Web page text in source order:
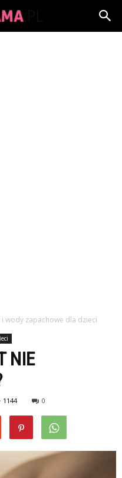
wody zapachowe dla dzieci
NIE
1144 0